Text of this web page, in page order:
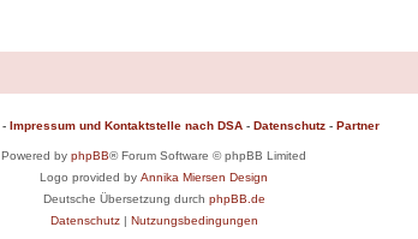
- Impressum und Kontaktstelle nach DSA - Datenschutz - Partner
Powered by phpBB® Forum Software © phpBB Limited
Logo provided by Annika Miersen Design
Deutsche Übersetzung durch phpBB.de
Datenschutz| Nutzungsbedingungen